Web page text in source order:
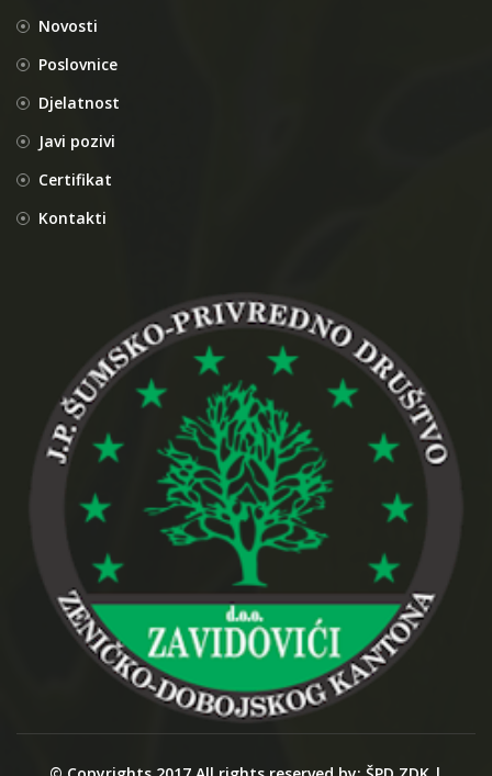
Novosti
Poslovnice
Djelatnost
Javi pozivi
Certifikat
Kontakti